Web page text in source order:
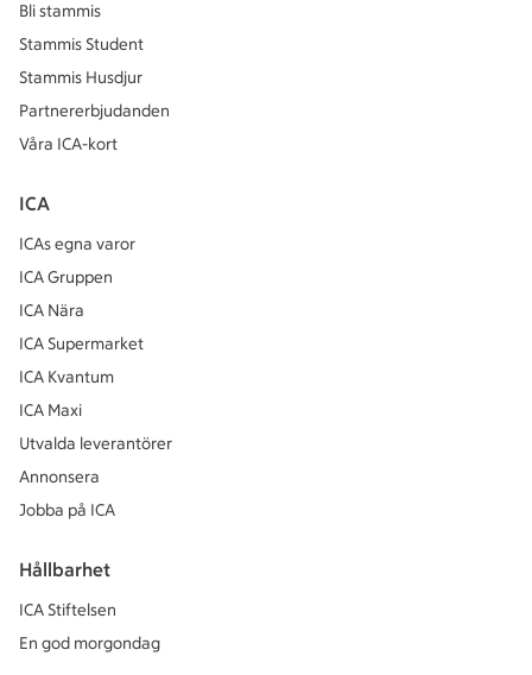
Bli stammis
Stammis Student
Stammis Husdjur
Partnererbjudanden
Våra ICA-kort
ICA
ICAs egna varor
ICA Gruppen
ICA Nära
ICA Supermarket
ICA Kvantum
ICA Maxi
Utvalda leverantörer
Annonsera
Jobba på ICA
Hållbarhet
ICA Stiftelsen
En god morgondag